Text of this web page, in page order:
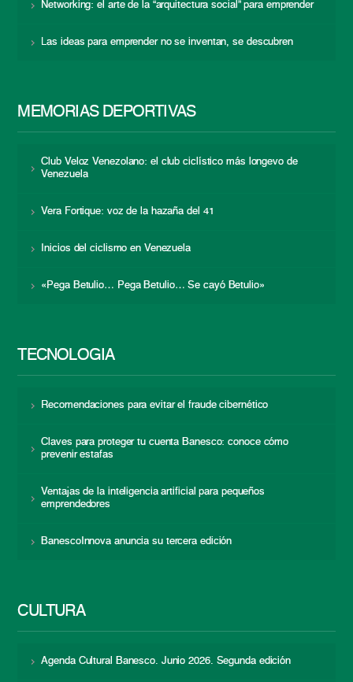
Networking: el arte de la “arquitectura social” para emprender
Las ideas para emprender no se inventan, se descubren
MEMORIAS DEPORTIVAS
Club Veloz Venezolano: el club ciclístico más longevo de
Venezuela
Vera Fortique: voz de la hazaña del 41
Inicios del ciclismo en Venezuela
«Pega Betulio… Pega Betulio… Se cayó Betulio»
TECNOLOGÍA
Recomendaciones para evitar el fraude cibernético
Claves para proteger tu cuenta Banesco: conoce cómo
prevenir estafas
Ventajas de la inteligencia artificial para pequeños
emprendedores
BanescoInnova anuncia su tercera edición
CULTURA
Agenda Cultural Banesco. Junio 2026. Segunda edición